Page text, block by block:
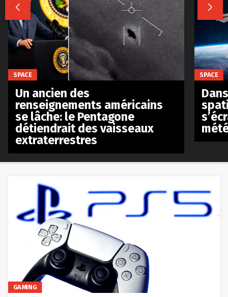
GAMING
 
SPACE
Un ancien des
renseignements américains
se lâche: le Pentagone
détiendrait des vaisseaux
extraterrestres
SPACE